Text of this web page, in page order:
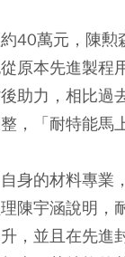
40萬元，陳勲
原本先進製程
助力，相比過
，「耐特能馬
身的材料專業
陳宇涵說明，
升，並且在先